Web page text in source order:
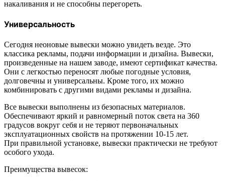
накаливания и не способны перегореть.
Универсальность
Сегодня неоновые вывески можно увидеть везде. Это
классика рекламы, подачи информации и дизайна. Вывески,
произведенные на нашем заводе, имеют сертификат качества.
Они с легкостью переносят любые погодные условия,
долговечны и универсальны. Кроме того, их можно
комбинировать с другими видами рекламы и дизайна.
Все вывески выполнены из безопасных материалов.
Обеспечивают яркий и равномерный поток света на 360
градусов вокруг себя и не теряют первоначальных
эксплуатационных свойств на протяжении 10-15 лет.
При правильной установке, вывески практически не требуют
особого ухода.
Преимущества вывесок: